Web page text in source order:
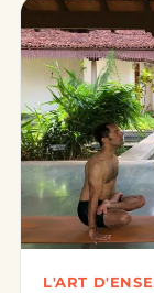
L'ART